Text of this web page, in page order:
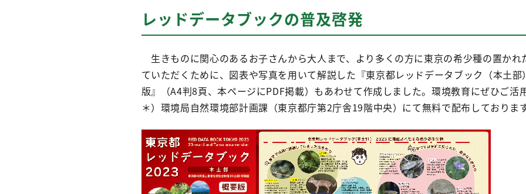
レッドデータブックの普及啓発
生きものに関心のあるお子さんから大人まで、より多くの方に東京の希少種の置かれ
ていただくために、図表や写真を用いて解説した『東京都レッドデータブック（本土
版』（A4判8頁、本ページにPDF掲載）もあわせて作成しました。環境教育にぜひご活
＊）環境局自然環境部計画課（東京都庁第2庁舎19階中央）にて無料で配布しております